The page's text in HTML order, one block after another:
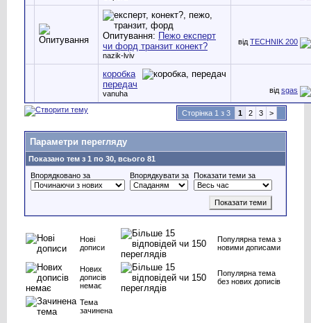
Опитування: Пежо експерт
чи форд транзит конект?
nazik-lviv
від TECHNIK 200
коробка
передач
vanuha від sgas
Сторінка 1 з 3 1 2 3 >
Параметри перегляду
Показано тем з 1 по 30, всього 81
Впорядковано за
Впорядкувати за Показати теми за
Нові
дописи
Популярна тема з
новими дописами
Нових
дописів
немає
Популярна тема
без нових дописів
Тема
зачинена